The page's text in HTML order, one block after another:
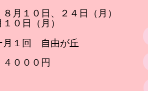
月１０日、２４日（月）
０日（月）
月１回 自由が丘
０００円